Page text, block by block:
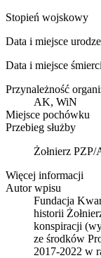
Stopień wojskowy
Data i miejsce
Data i miejsce śmierci
Przynależność
AK, WiN
Miejsce pochówku
Przebieg służby
Żołnierz
Więcej informacji
Autor wpisu
Fundacja
historii
konspiracji
ze środków
2017-2022 w